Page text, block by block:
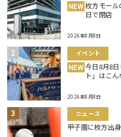
NEW 枚方モー
日で閉店
2026年8月8日
イベント
NEW 今日8月8
ト」はこ
2026年8月8日
ニュース
甲子園に枚方出